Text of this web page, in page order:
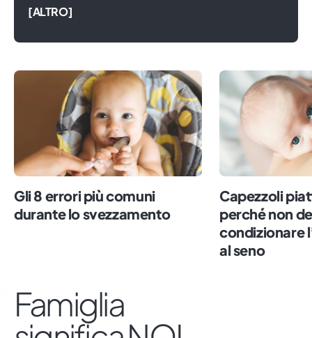
la vita. In attesa di diventare grande,
di seminare potremo coltivare un mondo
migliore per tutti.
[ALTRO]
Gli 8 errori più comuni
durante lo svezzamento
Capezzoli
perché non
condizionare
al seno
Famiglia